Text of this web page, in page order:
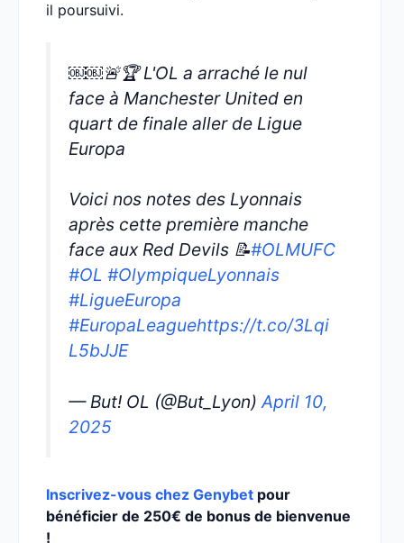
il poursuivi.
￼￼🚨🏆 L'OL a arraché le nul
face à Manchester United en
quart de finale aller de Ligue
Europa
Voici nos notes des Lyonnais
après cette première manche
face aux Red Devils 📝#OLMUFC
#OL #OlympiqueLyonnais
#LigueEuropa
#EuropaLeaguehttps://t.co/3Lqi
L5bJJE
— But! OL (@But_Lyon) April 10,
2025
Inscrivez-vous chez Genybet pour
bénéficier de 250€ de bonus de bienvenue
!